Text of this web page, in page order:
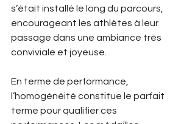
s’était installé le long du parcours,
encourageant les athlètes à leur
passage dans une ambiance très
conviviale et joyeuse.
En terme de performance,
l’homogénéité constitue le parfait
terme pour qualifier ces